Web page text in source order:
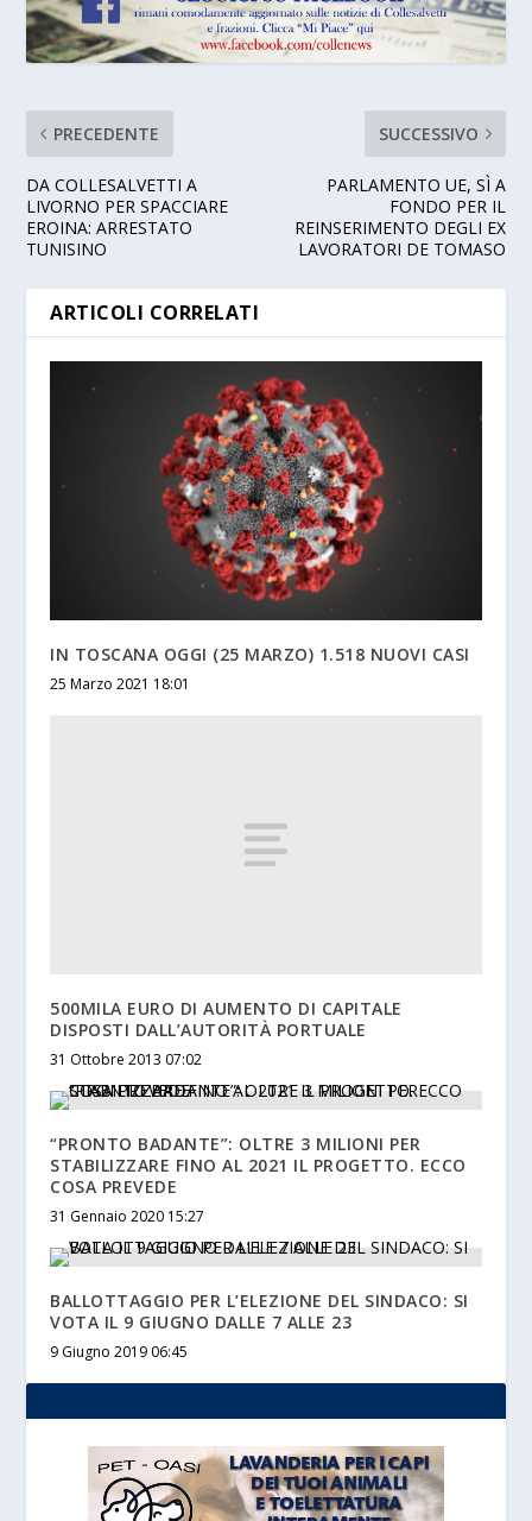
PRECEDENTE
DA COLLESALVETTI A
LIVORNO PER SPACCIARE
EROINA: ARRESTATO
TUNISINO
SUCCESSIVO
PARLAMENTO UE, SÌ A
FONDO PER IL
REINSERIMENTO DEGLI EX
LAVORATORI DE TOMASO
ARTICOLI CORRELATI
IN TOSCANA OGGI (25 MARZO) 1.518 NUOVI CASI
25 Marzo 2021 18:01
500MILA EURO DI AUMENTO DI CAPITALE
DISPOSTI DALL’AUTORITÀ PORTUALE
31 Ottobre 2013 07:02
“PRONTO BADANTE”: OLTRE 3 MILIONI PER
STABILIZZARE FINO AL 2021 IL PROGETTO. ECCO
COSA PREVEDE
31 Gennaio 2020 15:27
BALLOTTAGGIO PER L’ELEZIONE DEL SINDACO: SI
VOTA IL 9 GIUGNO DALLE 7 ALLE 23
9 Giugno 2019 06:45